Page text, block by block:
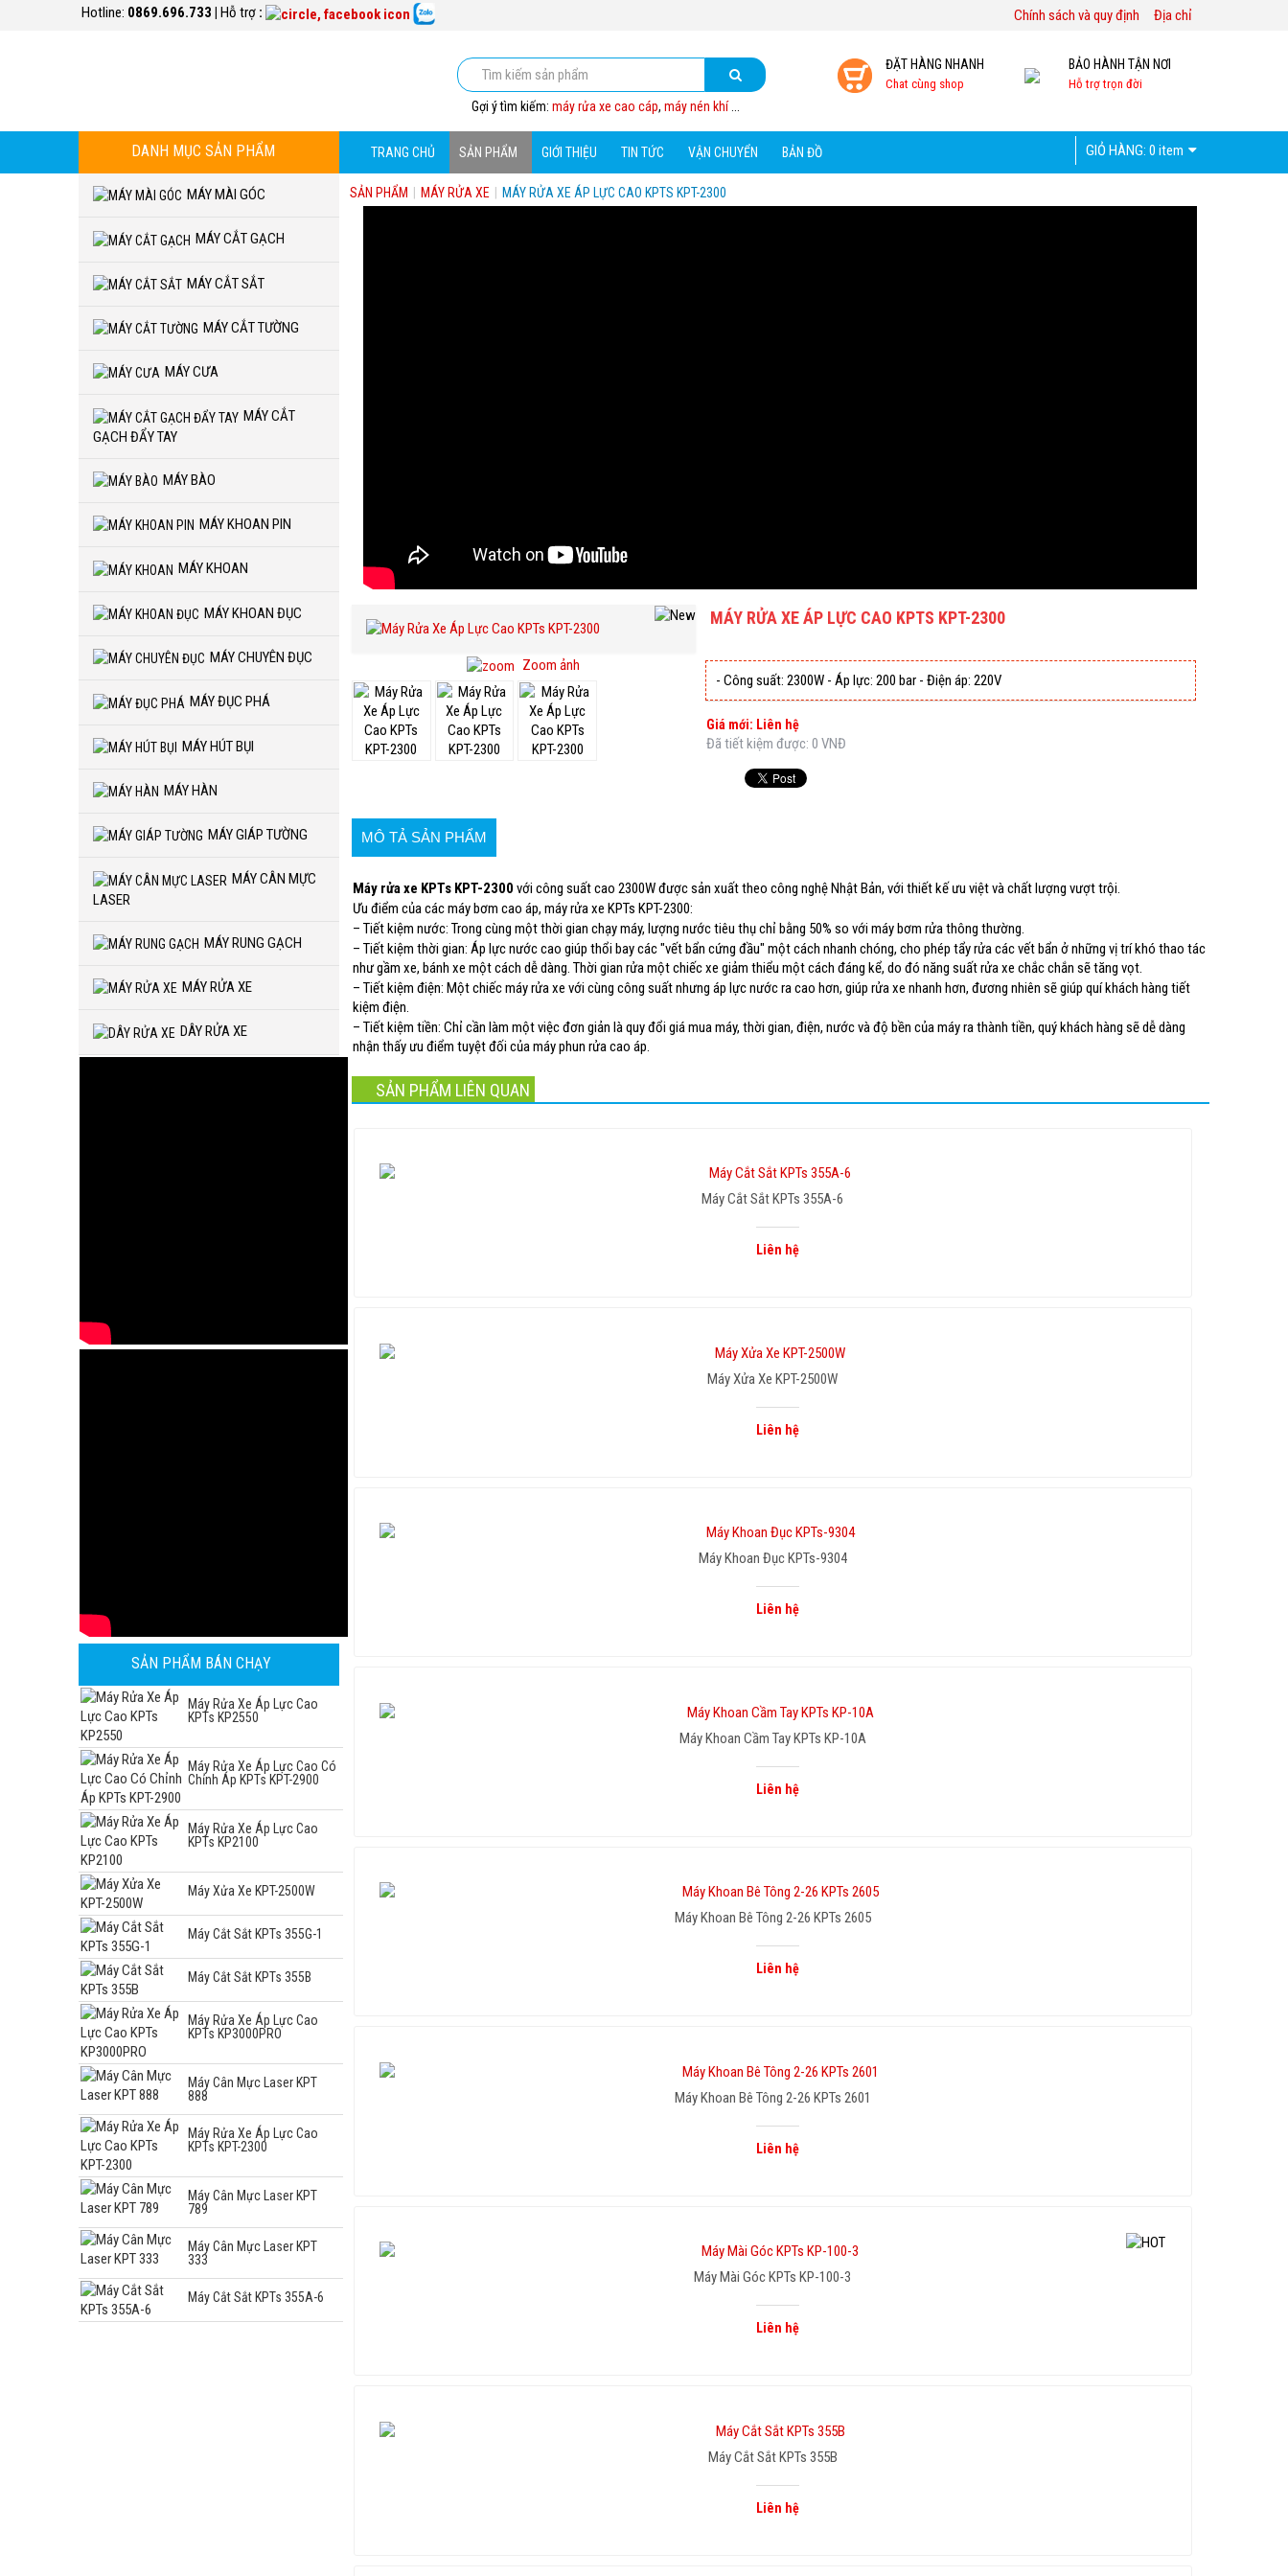
Hotline: 0869.696.733 Hỗ trợ : Chính sách và quy định Địa chỉ
Gợi ý tìm kiếm:máy rửa xe cao cáp,máy nén khí...
ĐẶT HÀNG NHANH
Chat cùng shop
BẢO HÀNH TẬN NƠI
Hỗ trợ trọn đời
TRANG CHỦ SẢN PHẨM GIỚI THIỆU TIN TỨC VẬN CHUYỂN BẢN ĐỒ GIỎ HÀNG: 0 item
SẢN PHẨM MÁY RỬA XE MÁY RỬA XE ÁP LỰC CAO KPTS KPT-2300
DANH MỤC SẢN PHẨM
MÁY MÀI GÓC
MÁY CẮT GẠCH
MÁY CẮT SẮT
MÁY CẮT TƯỜNG
MÁY CƯA
MÁY CẮT
GẠCH ĐẨY TAY
MÁY BÀO
MÁY KHOAN PIN
MÁY KHOAN
MÁY KHOAN ĐỤC
MÁY CHUYÊN ĐỤC
MÁY ĐỤC PHÁ
MÁY HÚT BỤI
MÁY HÀN
MÁY GIÁP TƯỜNG
MÁY CÂN MỰC
LASER
MÁY RUNG GẠCH
MÁY RỬA XE
DÂY RỬA XE
SẢN PHẨM BÁN CHẠY
Máy Rửa Xe Áp Lực Cao
KPTs KP2550
Máy Rửa Xe Áp Lực Cao Có
Chỉnh Áp KPTs KPT-2900
Máy Rửa Xe Áp Lực Cao
KPTs KP2100
Máy Xửa Xe KPT-2500W
Máy Cắt Sắt KPTs 355G-1
Máy Cắt Sắt KPTs 355B
Máy Rửa Xe Áp Lực Cao
KPTs KP3000PRO
Máy Cân Mực Laser KPT
888
Máy Rửa Xe Áp Lực Cao
KPTs KPT-2300
Máy Cân Mực Laser KPT
789
Máy Cân Mực Laser KPT
333
Máy Cắt Sắt KPTs 355A-6
Zoom ảnh
MÁY RỬA XE ÁP LỰC CAO KPTS KPT-2300
- Công suất: 2300W - Áp lực: 200 bar - Điện áp: 220V
Giá mới: Liên hệ
Đã tiết kiệm được: 0 VNĐ
MÔ TẢ SẢN PHẨM
Máy rửa xe KPTs KPT-2300 với công suất cao 2300W được sản xuất theo công nghệ Nhật Bản, với thiết kế ưu việt và chất lượng vượt trội.
Ưu điểm của các máy bơm cao áp, máy rửa xe KPTs KPT-2300:
– Tiết kiệm nước: Trong cùng một thời gian chạy máy, lượng nước tiêu thụ chỉ bằng 50% so với máy bơm rửa thông thường.
– Tiết kiệm thời gian: Áp lực nước cao giúp thổi bay các "vết bẩn cứng đầu" một cách nhanh chóng, cho phép tẩy rửa các vết bẩn ở những vị trí khó thao tác
như gầm xe, bánh xe một cách dễ dàng. Thời gian rửa một chiếc xe giảm thiểu một cách đáng kể, do đó năng suất rửa xe chắc chắn sẽ tăng vọt.
– Tiết kiệm điện: Một chiếc máy rửa xe với cùng công suất nhưng áp lực nước ra cao hơn, giúp rửa xe nhanh hơn, đương nhiên sẽ giúp quí khách hàng tiết
kiệm điện.
– Tiết kiệm tiền: Chỉ cần làm một việc đơn giản là quy đổi giá mua máy, thời gian, điện, nước và độ bền của máy ra thành tiền, quý khách hàng sẽ dễ dàng
nhận thấy ưu điểm tuyệt đối của máy phun rửa cao áp.
SẢN PHẨM LIÊN QUAN
Máy Cắt Sắt KPTs 355A-6
Liên hệ
Máy Xửa Xe KPT-2500W
Liên hệ
Máy Khoan Đục KPTs-9304
Liên hệ
Máy Khoan Cầm Tay KPTs KP-10A
Liên hệ
Máy Khoan Bê Tông 2-26 KPTs 2605
Liên hệ
Máy Khoan Bê Tông 2-26 KPTs 2601
Liên hệ
Máy Mài Góc KPTs KP-100-3
Liên hệ
Máy Cắt Sắt KPTs 355B
Liên hệ